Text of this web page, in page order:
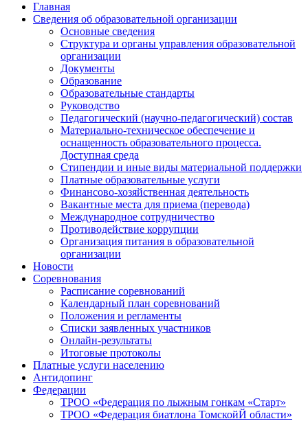
Главная
Сведения об образовательной организации
Основные сведения
Структура и органы управления образовательной
организации
Документы
Образование
Образовательные стандарты
Руководство
Педагогический (научно-педагогический) состав
Материально-техническое обеспечение и
оснащенность образовательного процесса.
Доступная среда
Стипендии и иные виды материальной поддержки
Платные образовательные услуги
Финансово-хозяйственная деятельность
Вакантные места для приема (перевода)
Международное сотрудничество
Противодействие коррупции
Организация питания в образовательной
организации
Новости
Соревнования
Расписание соревнований
Календарный план соревнований
Положения и регламенты
Списки заявленных участников
Онлайн-результаты
Итоговые протоколы
Платные услуги населению
Антидопинг
Федерации
ТРОО «Федерация по лыжным гонкам «Старт»
ТРОО «Федерация биатлона ТомскойЙ области»